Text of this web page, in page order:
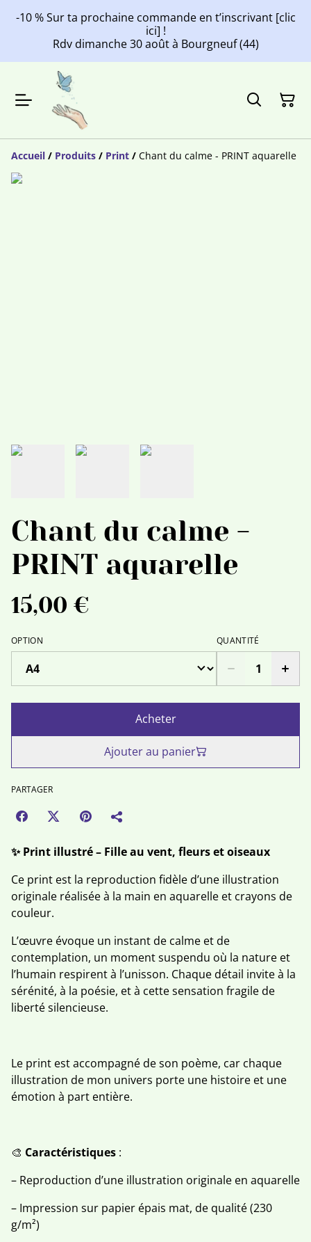
-10 % Sur ta prochaine commande en t’inscrivant [clic
ici] !
Rdv dimanche 30 août à Bourgneuf (44)
Accueil / Produits / Print / Chant du calme - PRINT aquarelle
Chant du calme -
PRINT aquarelle
15,00 €
OPTION QUANTITÉ
Acheter
Ajouter au panier
PARTAGER
✨ Print illustré – Fille au vent, fleurs et oiseaux
Ce print est la reproduction fidèle d’une illustration
originale réalisée à la main en aquarelle et crayons de
couleur.
L’œuvre évoque un instant de calme et de
contemplation, un moment suspendu où la nature et
l’humain respirent à l’unisson. Chaque détail invite à la
sérénité, à la poésie, et à cette sensation fragile de
liberté silencieuse.
Le print est accompagné de son poème, car chaque
illustration de mon univers porte une histoire et une
émotion à part entière.
🎨 Caractéristiques :
– Reproduction d’une illustration originale en aquarelle
– Impression sur papier épais mat, de qualité (230
g/m²)